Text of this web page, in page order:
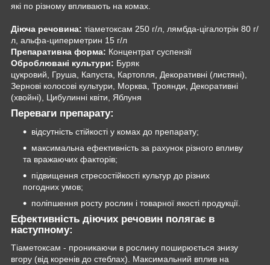
які по різному впливають на комах.
Діюча речовина: тіаметоксам 250 г/л, лямбда-цігалотрін 80 г/
л, альфа-циперметрин 15 г/л
Препаративна форма: Концентрат суспензії
Оброблювані культури: Буряк
цукровий, Груша, Капуста, Картопля, Декоративні (листяні),
Зернові колосові культури, Морква, Троянди, Декоративні
(хвойні), Цибулинні квіти, Яблуня
Переваги препарату:
відсутність стійкості у комах до препарату;
максимальна ефективність за рахунок різного впливу
та вражаючих факторів;
підвищення стресостійкості культур до різних
погодних умов;
поліпшення росту рослин і товарної якості продукції.
Ефективність діючих речовин полягає в
наступному:
Тіаметоксам - проникаючи в рослину поширюється знизу
вгору (від коренів до стеблах). Максимальний вплив на